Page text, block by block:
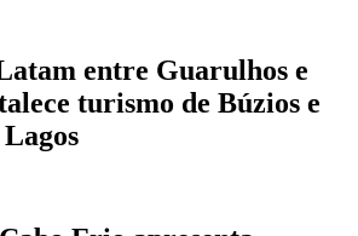
entre Guarulhos e
turismo de Búzios e